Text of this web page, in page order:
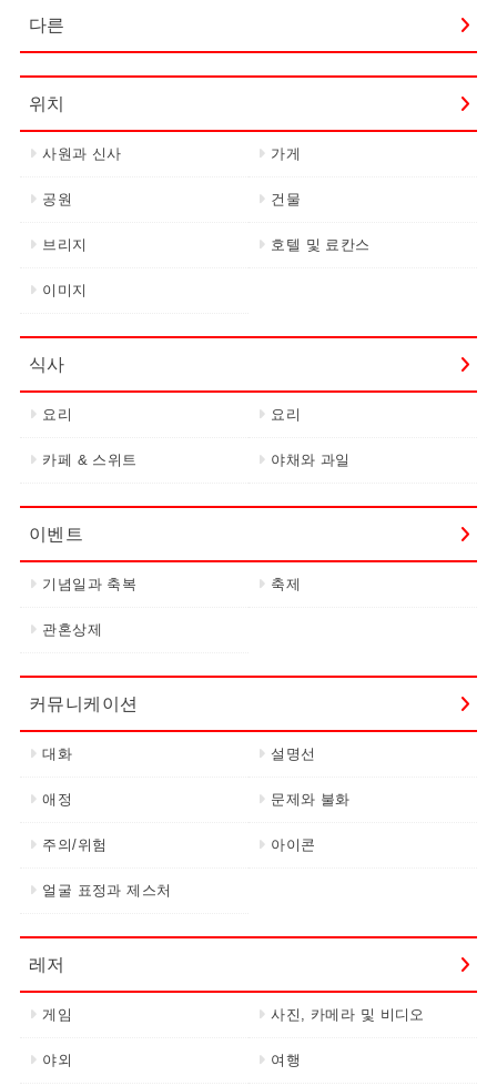
다른
위치
사원과 신사 가게
공원 건물
브리지 호텔 및 료칸스
이미지
식사
요리 요리
카페 & 스위트 야채와 과일
이벤트
기념일과 축복 축제
관혼상제
커뮤니케이션
대화 설명선
애정 문제와 불화
주의/위험 아이콘
얼굴 표정과 제스처
레저
게임 사진, 카메라 및 비디오
야외 여행